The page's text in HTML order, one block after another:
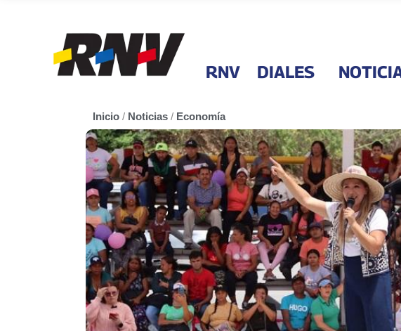
RNV DIALES
Inicio / Noticias / Economía